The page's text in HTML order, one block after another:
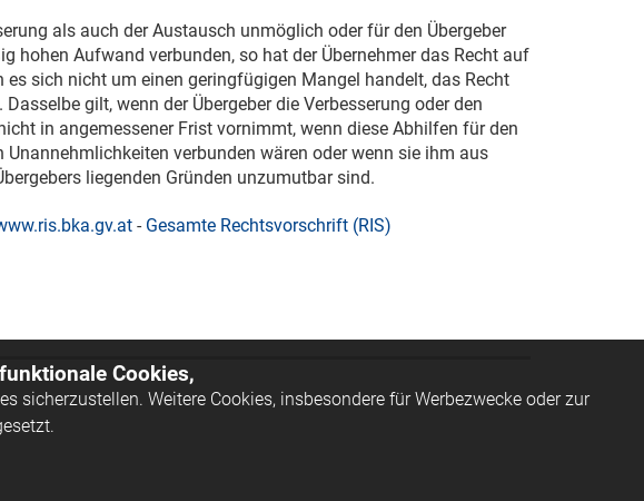
als auch der Austausch unmöglich oder für den Übergeber
hohen Aufwand verbunden, so hat der Übernehmer das Recht auf
es sich nicht um einen geringfügigen Mangel handelt, das Recht
gilt, wenn der Übergeber die Verbesserung oder den
in angemessener Frist vornimmt, wenn diese Abhilfen für den
Unannehmlichkeiten verbunden wären oder wenn sie ihm aus
liegenden Gründen unzumutbar sind.
- Gesamte Rechtsvorschrift (RIS)
Cookies,
Weitere Cookies, insbesondere für Werbezwecke oder zur